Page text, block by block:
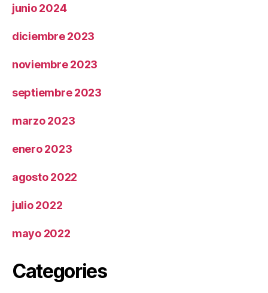
junio 2024
diciembre 2023
noviembre 2023
septiembre 2023
marzo 2023
enero 2023
agosto 2022
julio 2022
mayo 2022
Categories